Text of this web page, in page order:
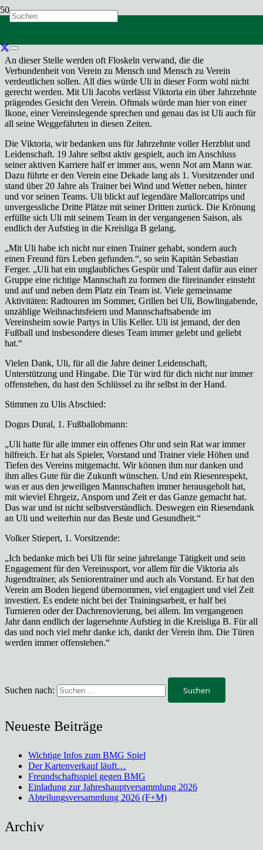
In der vergangenen Woche verabschiedete unsere Zweite, ehemals
An dieser Stelle werden oft Floskeln verwand, die die
Verbundenheit von Verein zu Mensch und Mensch zu Verein
verdeutlichen sollen. All dies würde Uli in dieser Form wohl nicht
gerecht werden. Mit Uli Jacobs verlässt Viktoria ein über Jahrzehnte
prägendes Gesicht den Verein. Oftmals würde man hier von einer
Ikone, einer Vereinslegende sprechen und genau das ist Uli auch für
all seine Weggefährten in diesen Zeiten.
Die Viktoria, wir bedanken uns für Jahrzehnte voller Herzblut und
Leidenschaft. 19 Jahre selbst aktiv gespielt, auch im Anschluss
seiner aktiven Karriere half er immer aus, wenn Not am Mann war.
Dazu führte er den Verein eine Dekade lang als 1. Vorsitzender und
stand über 20 Jahre als Trainer bei Wind und Wetter neben, hinter
und vor seinen Teams. Uli blickt auf legendäre Mallorcatrips und
unvergessliche Dritte Plätze mit seiner Dritten zurück. Die Krönung
erfüllte sich Uli mit seinem Team in der vergangenen Saison, als
endlich der Aufstieg in die Kreisliga B gelang.
„Mit Uli habe ich nicht nur einen Trainer gehabt, sondern auch
einen Freund fürs Leben gefunden.“, so sein Kapitän Sebastian
Ferger. „Uli hat ein unglaubliches Gespür und Talent dafür aus einer
Gruppe eine richtige Mannschaft zu formen die füreinander einsteht
und auf und neben dem Platz ein Team ist. Viele gemeinsame
Aktivitäten: Radtouren im Sommer, Grillen bei Uli, Bowlingabende,
unzählige Weihnachtsfeiern und Mannschaftsabende im
Vereinsheim sowie Partys in Ulis Keller. Uli ist jemand, der den
Fußball und insbesondere dieses Team immer gelebt und geliebt
hat.“
Vielen Dank, Uli, für all die Jahre deiner Leidenschaft,
Unterstützung und Hingabe. Die Tür wird für dich nicht nur immer
offenstehen, du hast den Schlüssel zu ihr selbst in der Hand.
Stimmen zu Ulis Abschied:
Dogus Dural, 1. Fußballobmann:
„Uli hatte für alle immer ein offenes Ohr und sein Rat war immer
hilfreich. Er hat als Spieler, Vorstand und Trainer viele Höhen und
Tiefen des Vereins mitgemacht. Wir können ihm nur danken und
ihm alles Gute für die Zukunft wünschen. Und ein Riesenrespekt,
was er aus den jeweiligen Mannschaften immer herausgeholt hat,
mit wieviel Ehrgeiz, Ansporn und Zeit er das Ganze gemacht hat.
Das war und ist nicht selbstverständlich. Deswegen ein Riesendank
an Uli und weiterhin nur das Beste und Gesundheit.“
Volker Stiepert, 1. Vorsitzende:
„Ich bedanke mich bei Uli für seine jahrelange Tätigkeit und sein
Engagement für den Vereinssport, vor allem für die Viktoria als
Jugendtrainer, als Seniorentrainer und auch als Vorstand. Er hat den
Verein am Boden liegend übernommen, viel engagiert und viel Zeit
investiert. Es endete nicht bei der Trainingsarbeit, er half bei
Turnieren oder der Dachrenovierung, bei allem. Im vergangenen
Jahr dann endlich der lagersehnte Aufstieg in die Kreisliga B. Für all
das und noch viel mehr danke ich, dankt der Verein ihm. Die Türen
werden immer offenstehen.“
Suchen nach:
Neueste Beiträge
Wichtige Infos zum BMG Spiel
Der Kartenverkauf läuft…
Freundschaftsspiel gegen BMG
Einladung zur Jahreshauptversammlung 2026
Abteilungsversammlung 2026 (F+M)
Archiv